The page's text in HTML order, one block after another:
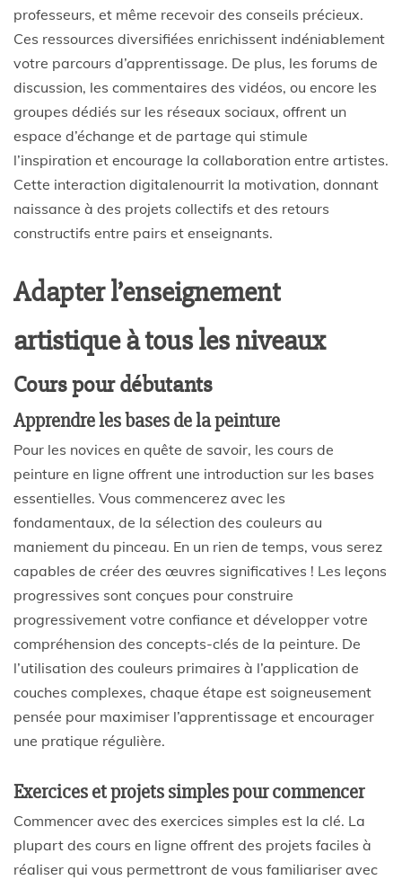
professeurs, et même recevoir des conseils précieux.
Ces ressources diversifiées enrichissent indéniablement
votre parcours d’apprentissage. De plus, les forums de
discussion, les commentaires des vidéos, ou encore les
groupes dédiés sur les réseaux sociaux, offrent un
espace d’échange et de partage qui stimule
l’inspiration et encourage la collaboration entre artistes.
Cette interaction digitalenourrit la motivation, donnant
naissance à des projets collectifs et des retours
constructifs entre pairs et enseignants.
Adapter l’enseignement
artistique à tous les niveaux
Cours pour débutants
Apprendre les bases de la peinture
Pour les novices en quête de savoir, les cours de
peinture en ligne offrent une introduction sur les bases
essentielles. Vous commencerez avec les
fondamentaux, de la sélection des couleurs au
maniement du pinceau. En un rien de temps, vous serez
capables de créer des œuvres significatives ! Les leçons
progressives sont conçues pour construire
progressivement votre confiance et développer votre
compréhension des concepts-clés de la peinture. De
l’utilisation des couleurs primaires à l’application de
couches complexes, chaque étape est soigneusement
pensée pour maximiser l’apprentissage et encourager
une pratique régulière.
Exercices et projets simples pour commencer
Commencer avec des exercices simples est la clé. La
plupart des cours en ligne offrent des projets faciles à
réaliser qui vous permettront de vous familiariser avec